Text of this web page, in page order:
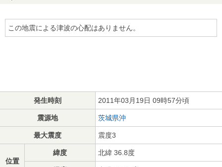
この地震による津波の心配はありません。
発生時刻 2011年03月19日 09時57分頃
震源地 茨城県沖
最大震度 震度3
位置
緯度 北緯 36.8度